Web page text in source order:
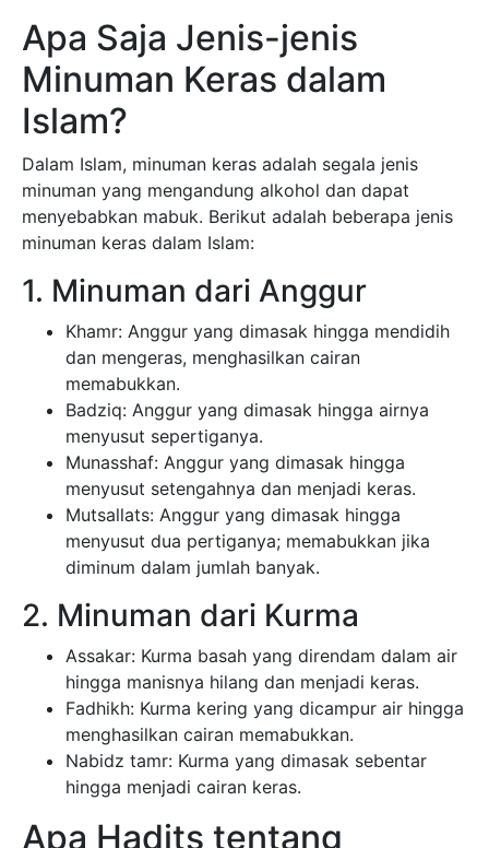
Apa Saja Jenis-jenis
Minuman Keras dalam
Islam?
Dalam Islam, minuman keras adalah segala jenis
minuman yang mengandung alkohol dan dapat
menyebabkan mabuk. Berikut adalah beberapa jenis
minuman keras dalam Islam:
1. Minuman dari Anggur
Khamr: Anggur yang dimasak hingga mendidih
dan mengeras, menghasilkan cairan
memabukkan.
Badziq: Anggur yang dimasak hingga airnya
menyusut sepertiganya.
Munasshaf: Anggur yang dimasak hingga
menyusut setengahnya dan menjadi keras.
Mutsallats: Anggur yang dimasak hingga
menyusut dua pertiganya; memabukkan jika
diminum dalam jumlah banyak.
2. Minuman dari Kurma
Assakar: Kurma basah yang direndam dalam air
hingga manisnya hilang dan menjadi keras.
Fadhikh: Kurma kering yang dicampur air hingga
menghasilkan cairan memabukkan.
Nabidz tamr: Kurma yang dimasak sebentar
hingga menjadi cairan keras.
Apa Hadits tentang